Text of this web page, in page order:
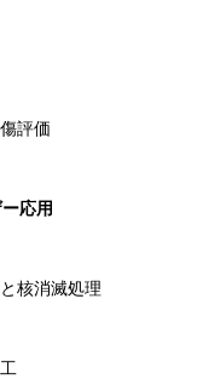
評価
応用
核消滅処理